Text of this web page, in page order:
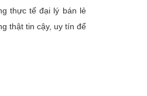
thực tế đại lý bán lẻ
thật tin cậy, uy tín để